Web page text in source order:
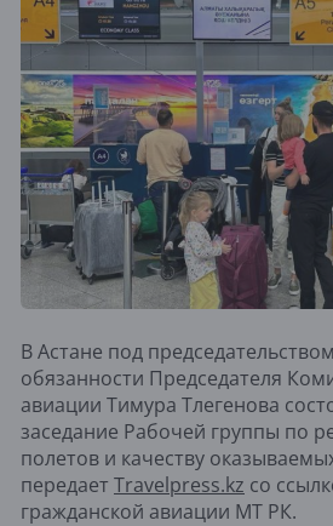
В Астане под
обязанности Председателя
авиации Тимура Тлегенова
заседание Рабочей группы по
полетов и качеству
передает Travelpress.kz со
гражданской авиации МТ РК.